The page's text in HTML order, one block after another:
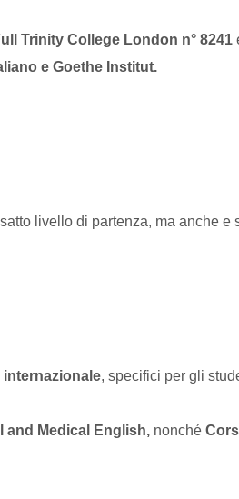
Trinity College London n° 8241
e Goethe Institut.
livello di partenza, ma anche e
, specifici per gli
and Medical English, nonché